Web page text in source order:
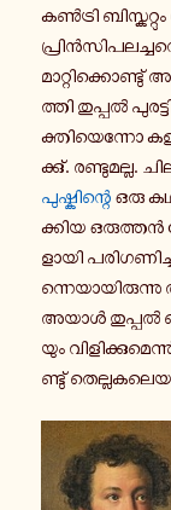
കൺ­ട്രി
മാ­റ്റി­ക്കൊ­ണ്ടു്
ത്തി തു­പ്പൽ
ക്തി­യെ­ന്നോ
ക്കു്. ര­ണ്ടു­മ­ല്ല.
പു­ഷ്കി­ന്റെ ഒരു
ക്കി­യ ഒ­രു­ത്തൻ
ളാ­യി
ന്നെ­യാ­യി­രു­ന്നു
അയാൾ തു­പ്പൽ
യും
ണ്ടു്